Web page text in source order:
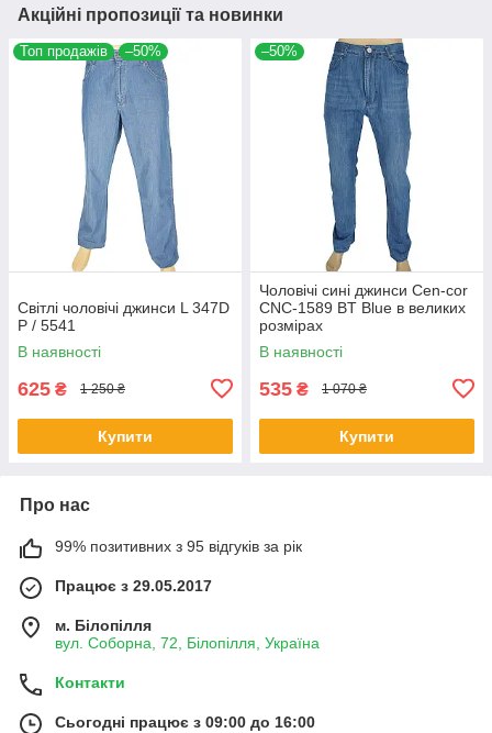
Акційні пропозиції та новинки
Топ продажів –50%
Світлі чоловічі джинси L 347D
P / 5541
В наявності
625 ₴ 1 250 ₴
Купити
–50%
Чоловічі сині джинси Cen-cor
CNC-1589 BT Blue в великих
розмірах
В наявності
535 ₴ 1 070 ₴
Купити
Про нас
99% позитивних з 95 відгуків за рік
Працює з 29.05.2017
м. Білопілля
вул. Соборна, 72, Білопілля, Україна
Контакти
Сьогодні працює з 09:00 до 16:00